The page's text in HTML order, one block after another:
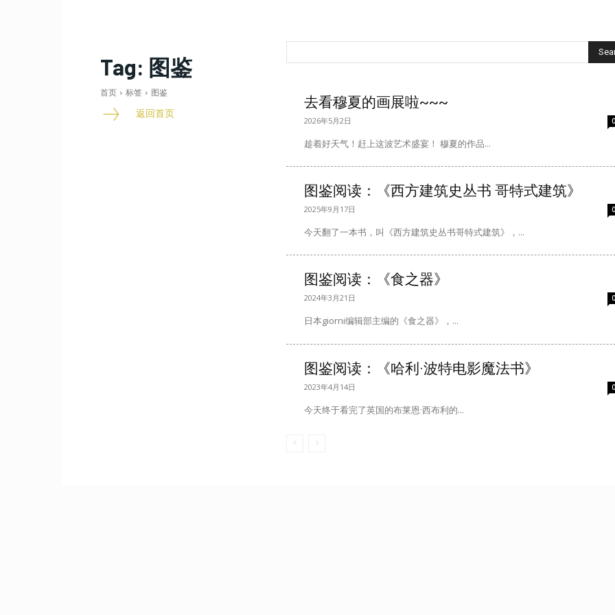
Tag: 图鉴
首页 标签 图鉴
返回首页
去看穆夏的画展啦~~~
2026年5月2日 0
趁着好天气！赶上这波艺术盛宴！ 穆夏的作品...
图鉴阅读：《西方建筑史丛书 哥特式建筑》
2025年9月17日 0
今天翻了一本书，叫《西方建筑史丛书哥特式建筑》，...
图鉴阅读：《食之器》
2024年3月21日 0
日本giorni编辑部主编的《食之器》，...
图鉴阅读：《哈利·波特电影魔法书》
2023年4月14日 0
今天终于看完了英国的布莱恩·西布利的...